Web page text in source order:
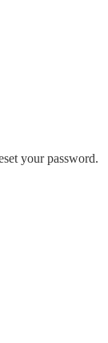
your password.